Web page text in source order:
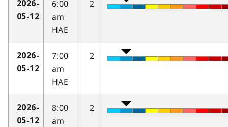
2026-
05-12
6:00
am
HAE
2
2026-
05-12
7:00
am
HAE
2
2026-
05-12
8:00
am
2